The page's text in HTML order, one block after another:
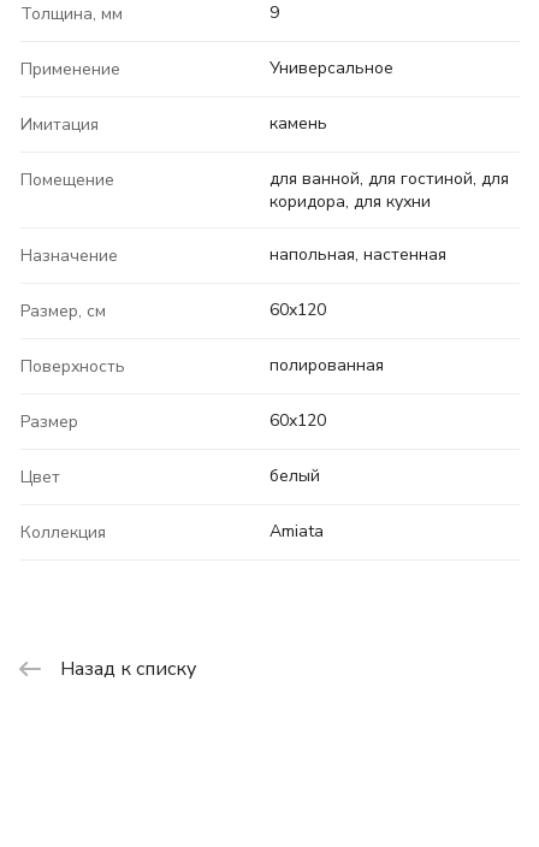
Толщина, мм 9
Применение Универсальное
Имитация камень
Помещение
для ванной, для гостиной, для
коридора, для кухни
Назначение напольная, настенная
Размер, см 60x120
Поверхность полированная
Размер 60x120
Цвет белый
Коллекция Amiata
Назад к списку